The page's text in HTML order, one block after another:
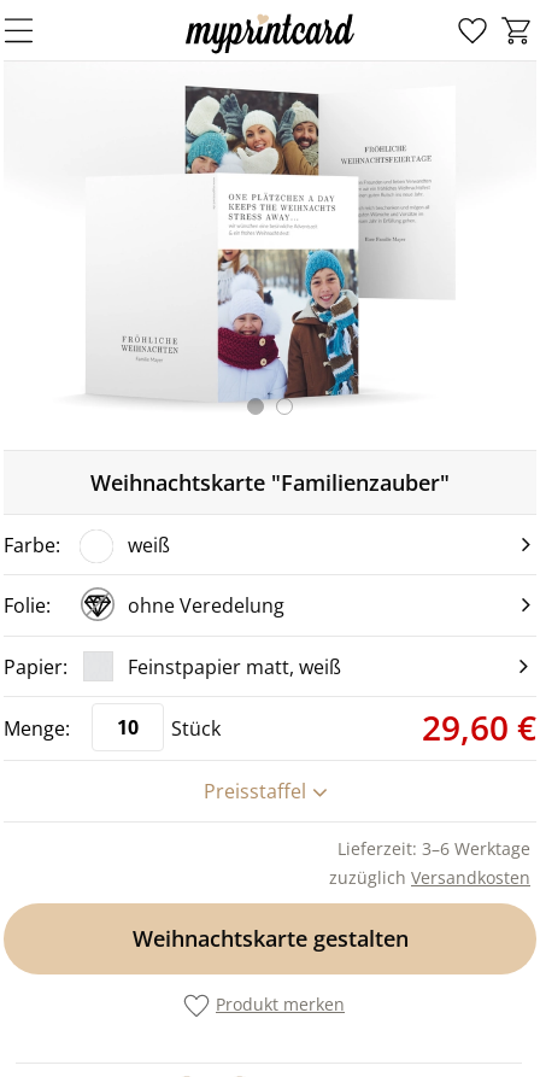
Weihnachtskarte "Familienzauber"
weiß
ohne Veredelung
Feinstpapier matt, weiß
Stück 29,60 €
Preisstaffel
Lieferzeit: 3–6 Werktage
zuzüglich Versandkosten
Weihnachtskarte gestalten
Produkt merken